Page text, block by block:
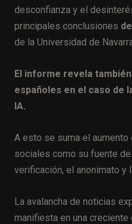
desconfianza y el
principales conclusiones
de la Universidad de
El informe revela
españoles en el caso de
IA.
A esto se suma el
sociales como su fuente
verificación, el anonimato
La avalancha de noticias
manifiesta en una